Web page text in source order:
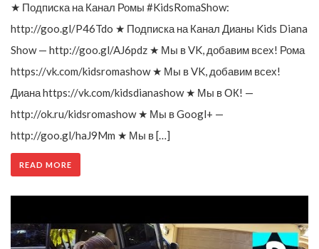
★ Подписка на Канал Ромы #KidsRomaShow:
http://goo.gl/P46Tdo ★ Подписка на Канал Дианы Kids Diana
Show — http://goo.gl/AJ6pdz ★ Мы в VK, добавим всех! Рома
https://vk.com/kidsromashow ★ Мы в VK, добавим всех!
Диана https://vk.com/kidsdianashow ★ Мы в ОК! —
http://ok.ru/kidsromashow ★ Мы в Googl+ —
http://goo.gl/haJ9Mm ★ Мы в […]
READ MORE